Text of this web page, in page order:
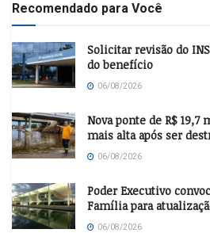
Recomendado para Você
Solicitar revisão do
do benefício
06/08/2026
Nova ponte de R$
mais alta após ser
06/08/2026
Poder Executivo
Família para
06/08/2026